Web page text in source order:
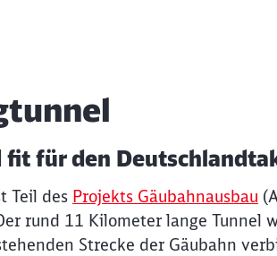
fit für den
Teil des Projekts Gäubahnausbau
rund 11 Kilometer lange Tunnel
Strecke der Gäubahn